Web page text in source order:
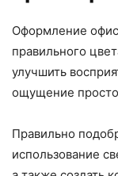
Оформление
правильного
улучшить
ощущение
Правильно
использование